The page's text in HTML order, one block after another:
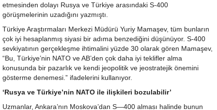
etmesinden dolayı Rusya ve Türkiye arasındaki S-400
görüşmelerinin uzadığını yazmıştı.
Türkiye Araştırmaları Merkezi Müdürü Yuriy Mamaşev, tüm bunların
çok iyi hesaplanmış siyasi bir adıma benzediğini düşünüyor. S-400
sevkiyatının gerçekleşme ihtimalini yüzde 30 olarak gören Mamaşev,
“Bu, Türkiye’nin NATO ve AB’den çok daha iyi teklifler alma
konusunda bir pazarlık ve kendi jeopolitik ve jeostratejik önemini
gösterme denemesi.” ifadelerini kullanıyor.
‘Rusya ve Türkiye’nin NATO ile ilişkileri bozulabilir’
Uzmanlar, Ankara’nın Moskova’dan S—400 alması halinde bunun